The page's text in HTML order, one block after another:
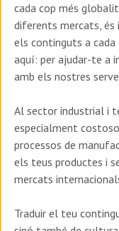
cada cop més
diferents mercats, és
els continguts a cada
aquí: per ajudar-te a
amb els nostres
Al sector industrial i
especialment
processos de
els teus productes i
mercats
Traduir el teu